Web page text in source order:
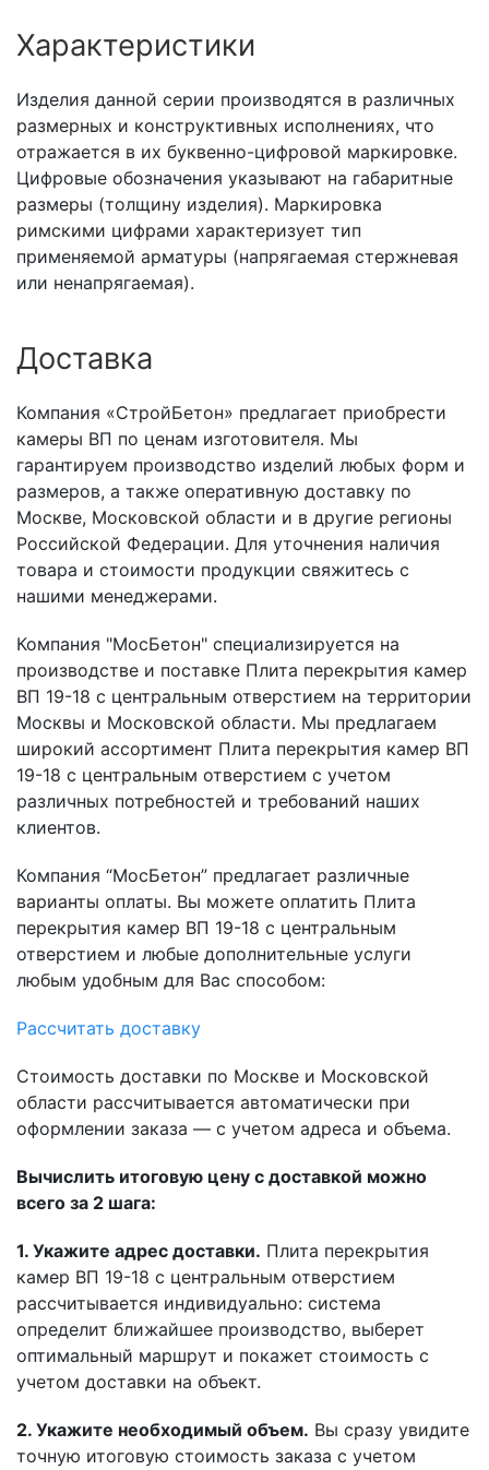
Характеристики
Изделия данной серии производятся в различных
размерных и конструктивных исполнениях, что
отражается в их буквенно-цифровой маркировке.
Цифровые обозначения указывают на габаритные
размеры (толщину изделия). Маркировка
римскими цифрами характеризует тип
применяемой арматуры (напрягаемая стержневая
или ненапрягаемая).
Доставка
Компания «СтройБетон» предлагает приобрести
камеры ВП по ценам изготовителя. Мы
гарантируем производство изделий любых форм и
размеров, а также оперативную доставку по
Москве, Московской области и в другие регионы
Российской Федерации. Для уточнения наличия
товара и стоимости продукции свяжитесь с
нашими менеджерами.
Компания "МосБетон" специализируется на
производстве и поставке Плита перекрытия камер
ВП 19-18 с центральным отверстием на территории
Москвы и Московской области. Мы предлагаем
широкий ассортимент Плита перекрытия камер ВП
19-18 с центральным отверстием с учетом
различных потребностей и требований наших
клиентов.
Компания “МосБетон” предлагает различные
варианты оплаты. Вы можете оплатить Плита
перекрытия камер ВП 19-18 с центральным
отверстием и любые дополнительные услуги
любым удобным для Вас способом:
Рассчитать доставку
Стоимость доставки по Москве и Московской
области рассчитывается автоматически при
оформлении заказа — с учетом адреса и объема.
Вычислить итоговую цену с доставкой можно
всего за 2 шага:
1. Укажите адрес доставки. Плита перекрытия
камер ВП 19-18 с центральным отверстием
рассчитывается индивидуально: система
определит ближайшее производство, выберет
оптимальный маршрут и покажет стоимость с
учетом доставки на объект.
2. Укажите необходимый объем. Вы сразу увидите
точную итоговую стоимость заказа с учетом